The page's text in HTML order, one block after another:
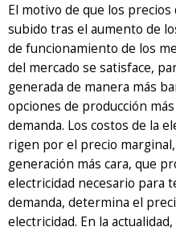
El motivo de que los
subido tras el aumento de
de funcionamiento de los
del mercado se satisface,
generada de manera más
opciones de producción
demanda. Los costos de la
rigen por el precio
generación más cara, que
electricidad necesario para
demanda, determina el
electricidad. En la